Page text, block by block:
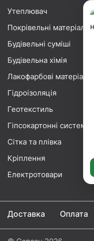
Утеплювач
Покрівельні матеріали
Будівельні суміші
Будівельна хімія
Лакофарбові матеріали
Гідроізоляція
Геотекстиль
Гіпсокартонні системи
Сітка та плівка
Кріплення
Електротовари
Доставка Оплата